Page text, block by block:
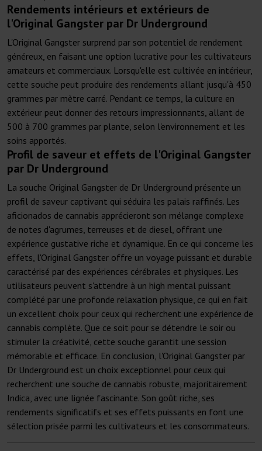
Rendements intérieurs et extérieurs de
l'Original Gangster par Dr Underground
L'Original Gangster surprend par son potentiel de rendement
généreux, en faisant une option lucrative pour les cultivateurs
amateurs et commerciaux. Lorsqu'elle est cultivée en intérieur,
cette souche peut produire des rendements allant jusqu'à 450
grammes par mètre carré. Pendant ce temps, la culture en
extérieur peut donner des retours impressionnants, allant de
500 à 700 grammes par plante, selon l'environnement et les
soins apportés.
Profil de saveur et effets de l'Original Gangster
par Dr Underground
La souche Original Gangster de Dr Underground présente un
profil de saveur captivant qui séduira les palais raffinés. Les
aficionados de cannabis apprécieront son mélange complexe
de notes d'agrumes, terreuses et de diesel, offrant une
expérience gustative riche et dynamique. En ce qui concerne les
effets, l'Original Gangster offre un voyage puissant et durable
caractérisé par des expériences cérébrales et physiques. Les
utilisateurs peuvent s'attendre à un high mental puissant
complété par une profonde relaxation physique, ce qui en fait
un excellent choix pour ceux qui recherchent une expérience de
cannabis complète. Que ce soit pour se détendre le soir ou
stimuler la créativité, cette souche garantit une session
mémorable et efficace. En conclusion, l'Original Gangster par
Dr Underground est un choix exceptionnel pour ceux qui
recherchent une souche de cannabis robuste, majoritairement
Indica, avec une lignée fascinante. Son goût riche, ses
rendements significatifs et ses effets puissants en font une
sélection prisée parmi les cultivateurs et les consommateurs.